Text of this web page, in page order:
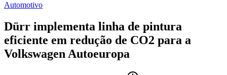
Automotivo
Dürr implementa linha de pintura
eficiente em redução de CO2 para a
Volkswagen Autoeuropa